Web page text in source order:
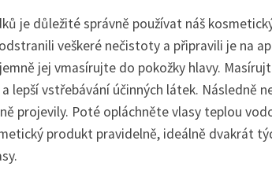
je důležité správně používat náš
veškeré nečistoty a připravili je na
jej vmasírujte do pokožky hlavy.
lepší vstřebávání účinných látek. Následně
projevily. Poté opláchněte vlasy teplou
produkt pravidelně, ideálně dvakrát